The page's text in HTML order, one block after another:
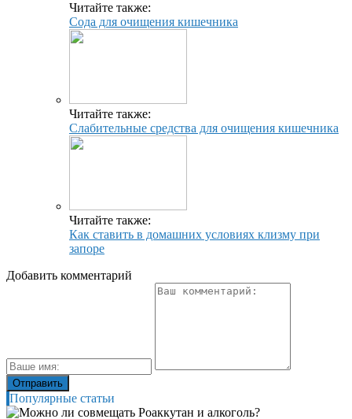
Читайте также:
Сода для очищения кишечника
Читайте также:
Слабительные средства для очищения кишечника
Читайте также:
Как ставить в домашних условиях клизму при
запоре
Добавить комментарий
Популярные статьи